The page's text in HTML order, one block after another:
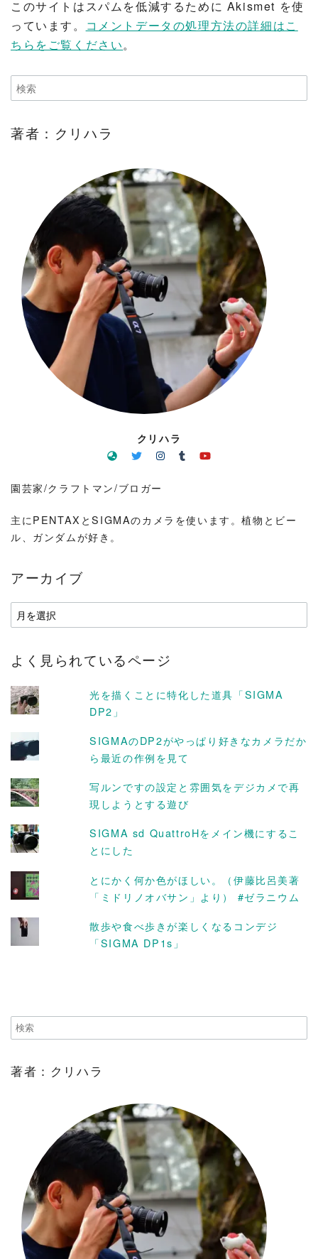
このサイトはスパムを低減するために Akismet を使
っています。
コメントデータの処理方法の詳細はこ
ちらをご覧ください。
著者：クリハラ
クリハラ
園芸家/クラフトマン/ブロガー
主にPENTAXとSIGMAのカメラを使います。植物とビー
ル、ガンダムが好き。
アーカイブ
ア
ー
イ
よく見られているページ
光を描くことに特化した道具「SIGMA
DP2」
SIGMAのDP2がやっぱり好きなカメラだか
ら最近の作例を見て
写ルンですの設定と雰囲気をデジカメで再
現しようとする遊び
SIGMA sd QuattroHをメイン機にするこ
とにした
とにかく何か色がほしい。（伊藤比呂美著
「ミドリノオバサン」より） #ゼラニウム
散歩や食べ歩きが楽しくなるコンデジ
「SIGMA DP1s」
著者：クリハラ